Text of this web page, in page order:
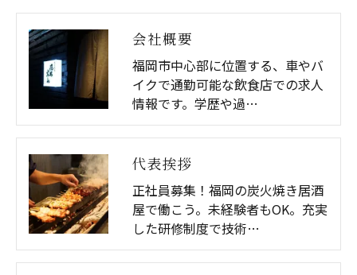
会社概要
福岡市中心部に位置する、車やバ
イクで通勤可能な飲食店での求人
情報です。学歴や過…
代表挨拶
正社員募集！福岡の炭火焼き居酒
屋で働こう。未経験者もOK。充実
した研修制度で技術…